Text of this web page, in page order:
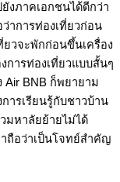
งภาคเอกชนได้ดีกว่า
ว่าการท่องเที่ยวก่อน
วจะพักก่อนขึ้นเครื่อง
การท่องเที่ยวแบบสั้นๆ
Air BNB ก็พยายาม
ารเรียนรู้กับชาวบ้าน
มหาลัยย้ายไม่ได้
ถือว่าเป็นโจทย์สำคัญ